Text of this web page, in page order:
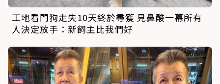
工地看門狗走失10天終於尋獲 見鼻酸一幕所有
人決定放手：新飼主比我們好